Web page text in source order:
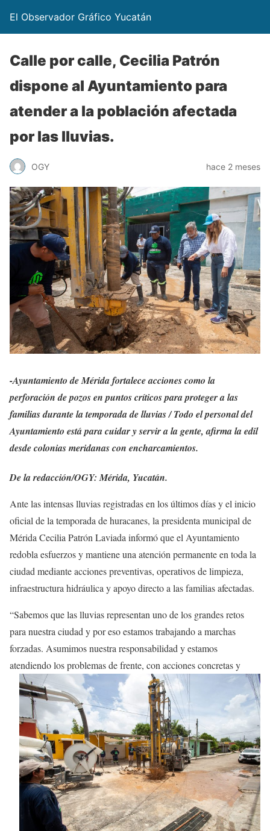
El Observador Gráfico Yucatán
Calle por calle, Cecilia Patrón
dispone al Ayuntamiento para
atender a la población afectada
por las lluvias.
OGY hace 2 meses
-Ayuntamiento de Mérida fortalece acciones como la
perforación de pozos en puntos críticos para proteger a las
familias durante la temporada de lluvias /Todo el personal del
Ayuntamiento está para cuidar y servir a la gente, afirma la edil
desde colonias meridanas con encharcamientos.
De la redacción/OGY: Mérida, Yucatán.
Ante las intensas lluvias registradas en los últimos días y el inicio
oficial de la temporada de huracanes, la presidenta municipal de
Mérida Cecilia Patrón Laviada informó que el Ayuntamiento
redobla esfuerzos y mantiene una atención permanente en toda la
ciudad mediante acciones preventivas, operativos de limpieza,
infraestructura hidráulica y apoyo directo a las familias afectadas.
“Sabemos que las lluvias representan uno de los grandes retos
para nuestra ciudad y por eso estamos trabajando a marchas
forzadas. Asumimos nuestra responsabilidad y estamos
atendiendo los problemas de frente, con acciones concretas y